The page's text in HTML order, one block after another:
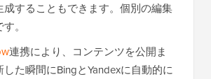
成することもできます。個別の編集
。
連携により、コンテンツを公開ま
した瞬間にBingとYandexに自動的に